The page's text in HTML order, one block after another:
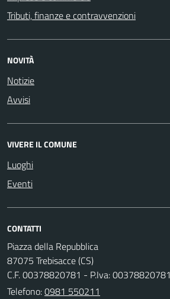
Tributi, finanze e contravvenzioni
NOVITÀ
Notizie
Avvisi
VIVERE IL COMUNE
Luoghi
Eventi
CONTATTI
Piazza della Repubblica
87075 Trebisacce (CS)
C.F. 00378820781 - P.Iva: 00378820781
Telefono:0981 550211